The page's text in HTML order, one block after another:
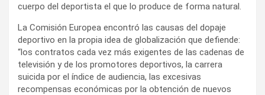
cuerpo del deportista el que lo produce de forma natural.
La Comisión Europea encontró las causas del dopaje
deportivo en la propia idea de globalización que defiende:
“los contratos cada vez más exigentes de las cadenas de
televisión y de los promotores deportivos, la carrera
suicida por el índice de audiencia, las excesivas
recompensas económicas por la obtención de nuevos